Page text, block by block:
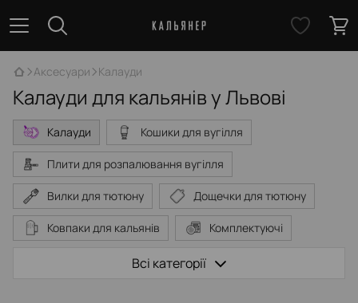
Аксесуари Калауди
Калауди для кальянів у Львові
Калауди Кошики для вугілля
Плити для розпалювання вугілля
Вилки для тютюну Дощечки для тютюну
Ковпаки для кальянів Комплектуючі
Охолоджувальні трубки
Всі категорії